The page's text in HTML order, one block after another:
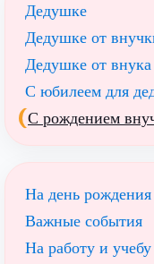
Дедушке
Дедушке от
Дедушке от внука
С юбилеем для
С рождением
На день рождения
Важные события
На работу и учебу